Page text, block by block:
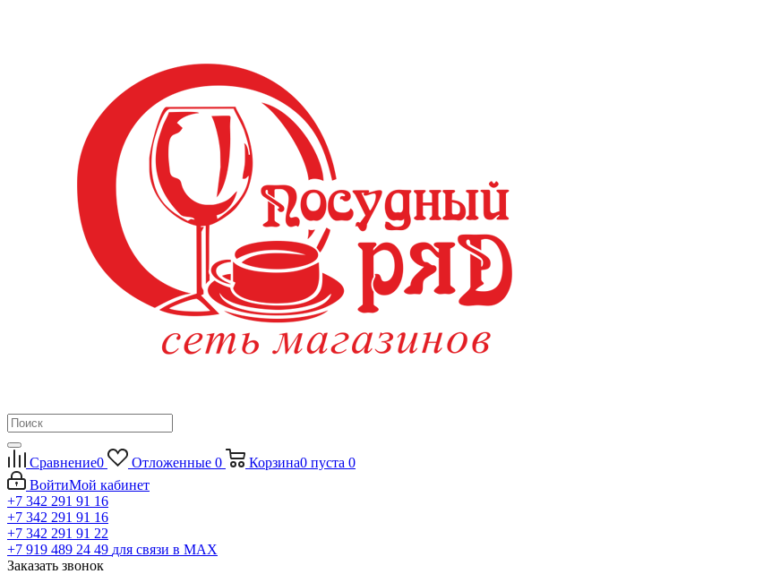
Сравнение0 Отложенные 0 Корзина0 пуста 0
ВойтиМой кабинет
+7 342 291 91 16
+7 342 291 91 16
+7 342 291 91 22
+7 919 489 24 49 для связи в МАХ
Заказать звонок